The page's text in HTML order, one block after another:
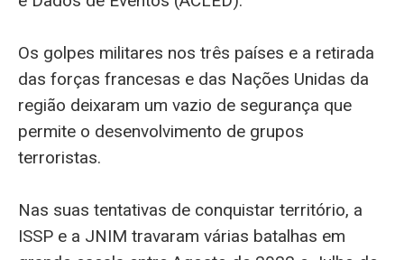
Os golpes militares nos três países e a retirada
das forças francesas e das Nações Unidas da
região deixaram um vazio de segurança que
permite o desenvolvimento de grupos
terroristas.
Nas suas tentativas de conquistar território, a
ISSP e a JNIM travaram várias batalhas em